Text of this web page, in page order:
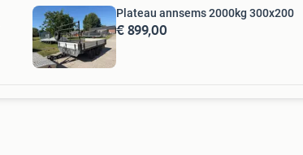
Plateau annsems 2000kg 300x200
€ 899,00